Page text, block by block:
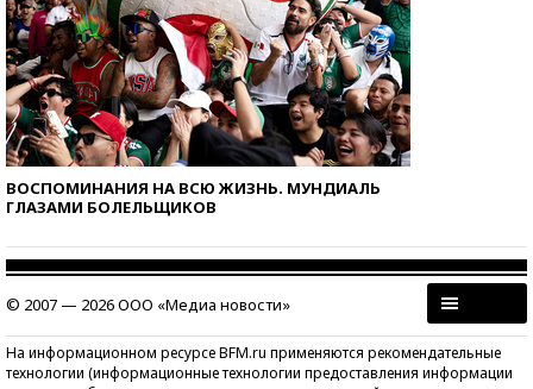
ВОСПОМИНАНИЯ НА ВСЮ ЖИЗНЬ. МУНДИАЛЬ
ГЛАЗАМИ БОЛЕЛЬЩИКОВ
© 2007 — 2026 ООО «Медиа новости»
На информационном ресурсе BFM.ru применяются рекомендательные
технологии (информационные технологии предоставления информации